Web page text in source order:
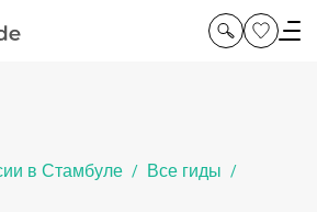
в Стамбуле / Все гиды /